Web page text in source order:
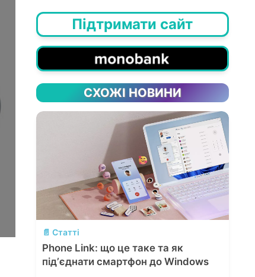
Підтримати сайт
СХОЖІ НОВИНИ
💬
📄 Статті
Phone Link: що це таке та як
підʼєднати смартфон до Windows